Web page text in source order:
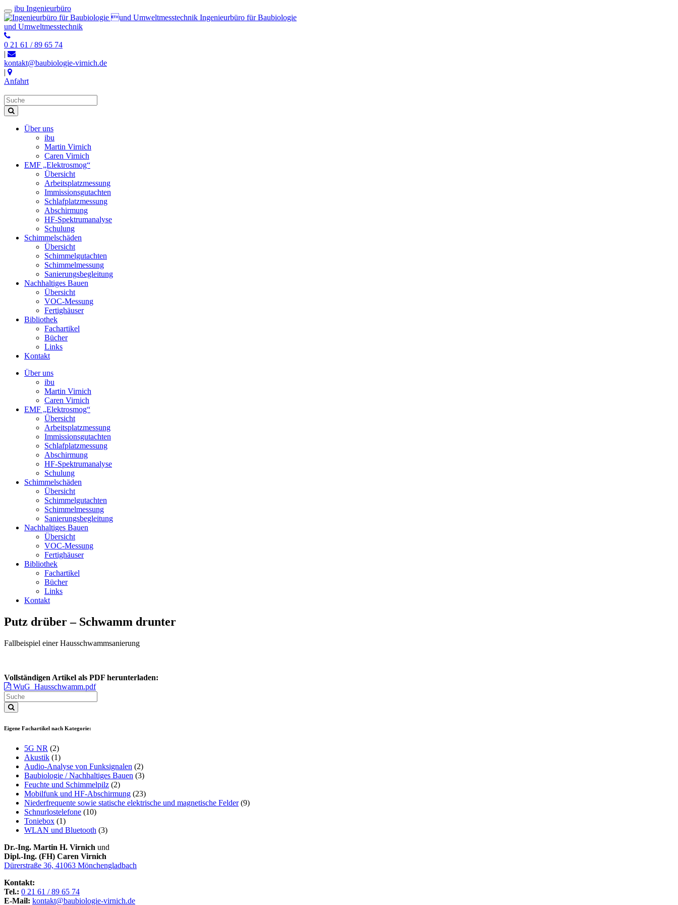
ibu Ingenieurbüro
Ingenieurbüro für Baubiologie
und Umweltmesstechnik
0 21 61 / 89 65 74
|
kontakt@baubiologie-virnich.de
|
Anfahrt
Über uns
ibu
Martin Virnich
Caren Virnich
EMF „Elektrosmog“
Übersicht
Arbeitsplatzmessung
Immissionsgutachten
Schlafplatzmessung
Abschirmung
HF-Spektrumanalyse
Schulung
Schimmelschäden
Übersicht
Schimmelgutachten
Schimmelmessung
Sanierungsbegleitung
Nachhaltiges Bauen
Übersicht
VOC-Messung
Fertighäuser
Bibliothek
Fachartikel
Bücher
Links
Kontakt
Über uns
ibu
Martin Virnich
Caren Virnich
EMF „Elektrosmog“
Übersicht
Arbeitsplatzmessung
Immissionsgutachten
Schlafplatzmessung
Abschirmung
HF-Spektrumanalyse
Schulung
Schimmelschäden
Übersicht
Schimmelgutachten
Schimmelmessung
Sanierungsbegleitung
Nachhaltiges Bauen
Übersicht
VOC-Messung
Fertighäuser
Bibliothek
Fachartikel
Bücher
Links
Kontakt
Putz drüber – Schwamm drunter
Fallbeispiel einer Hausschwammsanierung
Vollständigen Artikel als PDF herunterladen:
WuG_Hausschwamm.pdf
Eigene Fachartikel nach Kategorie:
5G NR (2)
Akustik (1)
Audio-Analyse von Funksignalen (2)
Baubiologie / Nachhaltiges Bauen (3)
Feuchte und Schimmelpilz (2)
Mobilfunk und HF-Abschirmung (23)
Niederfrequente sowie statische elektrische und magnetische Felder(9)
Schnurlostelefone (10)
Toniebox (1)
WLAN und Bluetooth (3)
Dr.-Ing. Martin H. Virnich und
Dipl.-Ing. (FH) Caren Virnich
Dürerstraße 36, 41063 Mönchengladbach
Kontakt:
Tel.: 0 21 61 / 89 65 74
E-Mail: kontakt@baubiologie-virnich.de